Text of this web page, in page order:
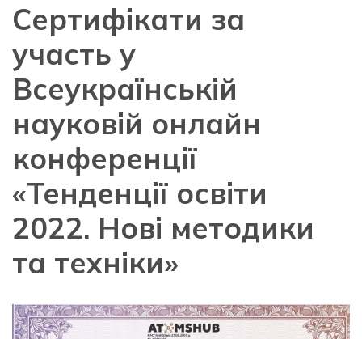
Сертифікати за
участь у
Всеукраїнській
науковій онлайн
конференції
«Тенденції освіти
2022. Нові методики
та техніки»